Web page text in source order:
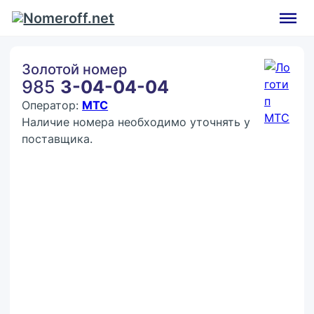
Золотой номер
985 3-04-04-04
Оператор: МТС
Наличие номера необходимо уточнять у
поставщика.